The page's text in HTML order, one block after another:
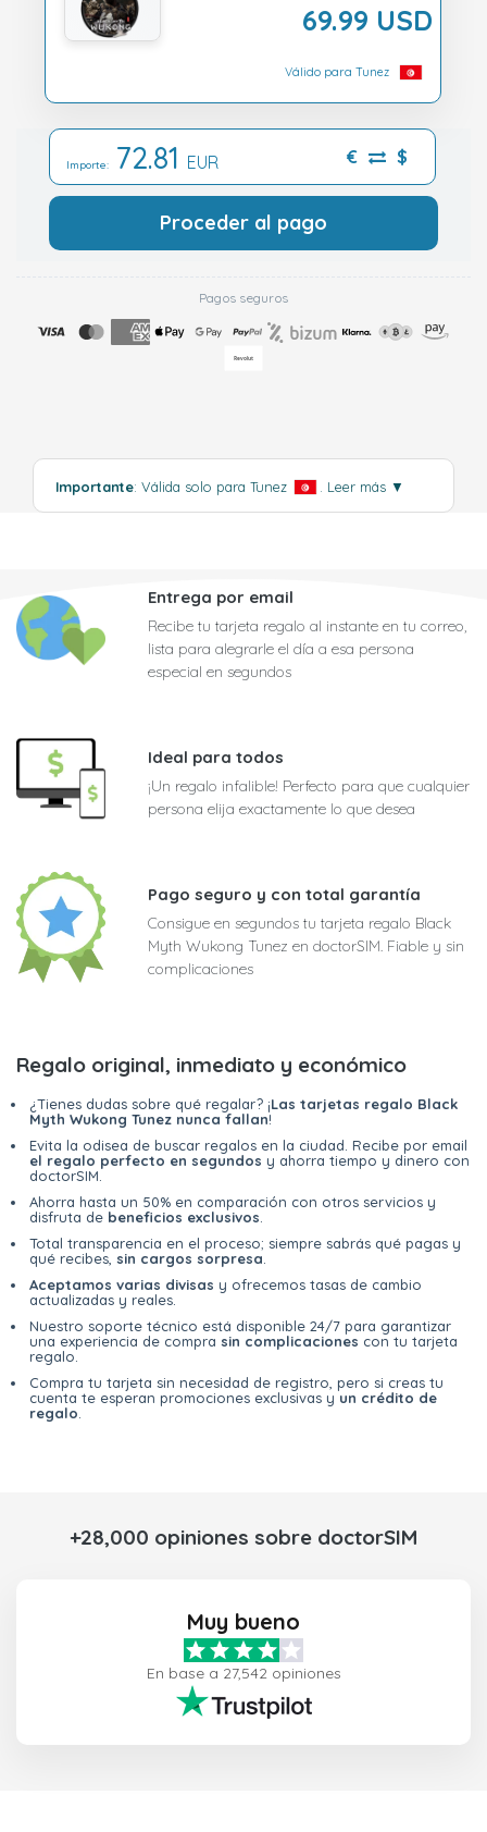
69.99 USD
Válido para Tunez
Importe: 72.81 EUR € $
Proceder al pago
Pagos seguros
Importante: Válida solo para Tunez . Leer más ▼
Entrega por email
Recibe tu tarjeta regalo al instante en tu correo,
lista para alegrarle el día a esa persona
especial en segundos
Ideal para todos
¡Un regalo infalible! Perfecto para que cualquier
persona elija exactamente lo que desea
Pago seguro y con total garantía
Consigue en segundos tu tarjeta regalo Black
Myth Wukong Tunez en doctorSIM. Fiable y sin
complicaciones
Regalo original, inmediato y económico
¿Tienes dudas sobre qué regalar? ¡Las tarjetas regalo Black
Myth Wukong Tunez nunca fallan!
Evita la odisea de buscar regalos en la ciudad. Recibe por email
el regalo perfecto en segundos y ahorra tiempo y dinero con
doctorSIM.
Ahorra hasta un 50% en comparación con otros servicios y
disfruta de beneficios exclusivos.
Total transparencia en el proceso; siempre sabrás qué pagas y
qué recibes, sin cargos sorpresa.
Aceptamos varias divisas y ofrecemos tasas de cambio
actualizadas y reales.
Nuestro soporte técnico está disponible 24/7 para garantizar
una experiencia de compra sin complicaciones con tu tarjeta
regalo.
Compra tu tarjeta sin necesidad de registro, pero si creas tu
cuenta te esperan promociones exclusivas y un crédito de
regalo.
+28,000 opiniones sobre doctorSIM
Muy bueno
En base a 27,542 opiniones